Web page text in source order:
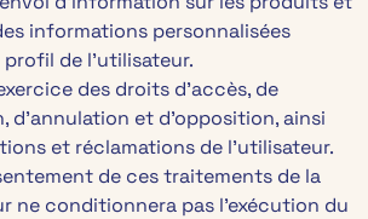
informations personnalisées
de l’utilisateur.
des droits d’accès, de
d’annulation et d’opposition, ainsi
et réclamations de l’utilisateur.
de ces traitements de la
ne conditionnera pas l’exécution du